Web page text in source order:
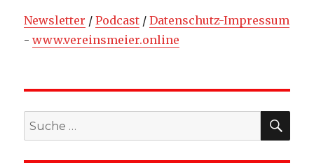
Newsletter /Podcast /Datenschutz-Impressum
-www.vereinsmeier.online
Suche
nach: